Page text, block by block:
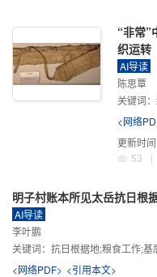
“非常”
织运转
AI导读
陈思覃
关键词：
<网络
更新时间
53
|
明子村账本所见太岳抗日根
AI导读
李叶鹏
关键词： 抗日根据地;粮食工作;基
<网络PDF> <引用本文>